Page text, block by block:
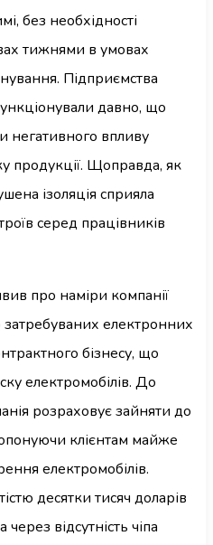
без необхідності
тижнями в умовах
Підприємства
давно, що
негативного впливу
продукції. Щоправда, як
ізоляція сприяла
серед працівників
про наміри компанії
електронних
бізнесу, що
електромобілів. До
розраховує зайняти до
клієнтам майже
електромобілів.
десятки тисяч доларів
відсутність чіпа